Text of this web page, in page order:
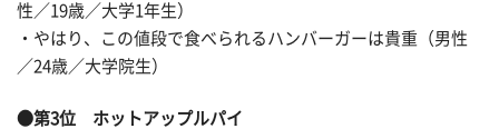
性／19歳／大学1年生）
・やはり、この値段で食べられるハンバーガーは貴重（男性
／24歳／大学院生）
●第3位 ホットアップルパイ